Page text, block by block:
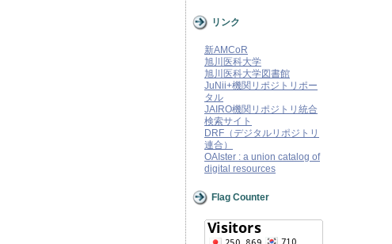
リンク
新AMCoR
旭川医科大学
旭川医科大学図書館
JuNii+機関リポジトリポー
タル
JAIRO機関リポジトリ統合
検索サイト
DRF（デジタルリポジトリ
連合）
OAIster : a union catalog of
digital resources
Flag Counter